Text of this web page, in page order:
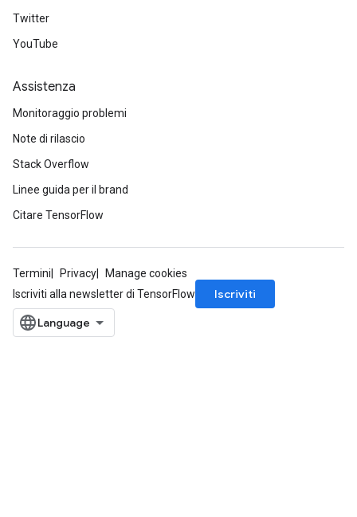
Twitter
YouTube
Assistenza
Monitoraggio problemi
Note di rilascio
Stack Overflow
Linee guida per il brand
Citare TensorFlow
Termini Privacy
Manage cookies
Iscriviti alla newsletter di TensorFlow
Iscriviti